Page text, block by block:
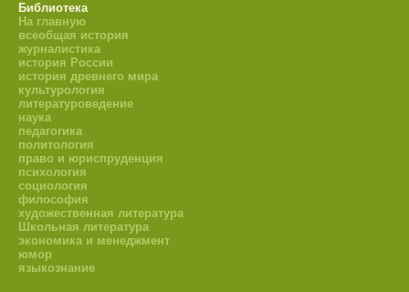
Библиотека
На главную
всеобщая история
журналистика
история России
история древнего мира
культурология
литературоведение
наука
педагогика
политология
право и юриспруденция
психология
социология
философия
художественная литература
Школьная литература
экономика и менеджмент
юмор
языкознание